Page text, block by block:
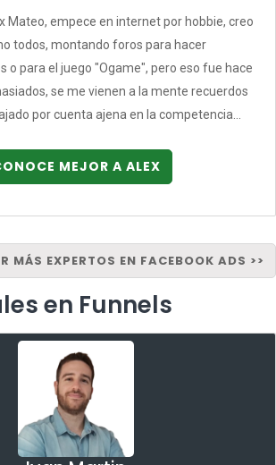
Mateo, empece en internet por hobbie, creo
todos, montando foros para hacer
o para el juego "Ogame", pero eso fue hace
se me vienen a la mente recuerdos
por cuenta ajena en la competencia...
MEJOR A ALEX
MÁS EXPERTOS EN FACEBOOK ADS >>
en Funnels